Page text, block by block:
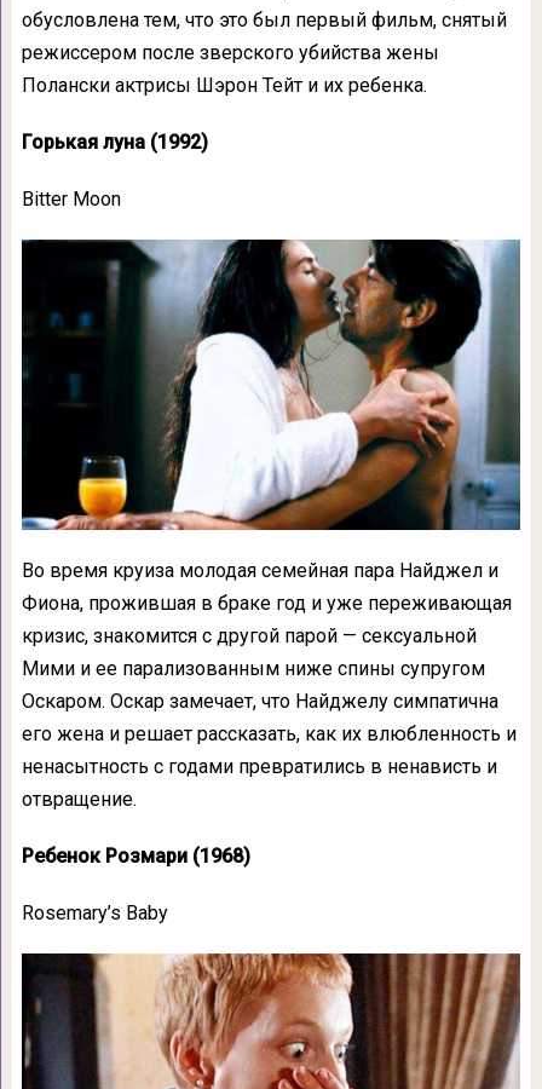
обусловлена тем, что это был первый фильм, снятый
режиссером после зверского убийства жены
Полански актрисы Шэрон Тейт и их ребенка.
Горькая луна (1992)
Bitter Moon
Во время круиза молодая семейная пара Найджел и
Фиона, прожившая в браке год и уже переживающая
кризис, знакомится с другой парой — сексуальной
Мими и ее парализованным ниже спины супругом
Оскаром. Оскар замечает, что Найджелу симпатична
его жена и решает рассказать, как их влюбленность и
ненасытность с годами превратились в ненависть и
отвращение.
Ребенок Розмари (1968)
Rosemary’s Baby